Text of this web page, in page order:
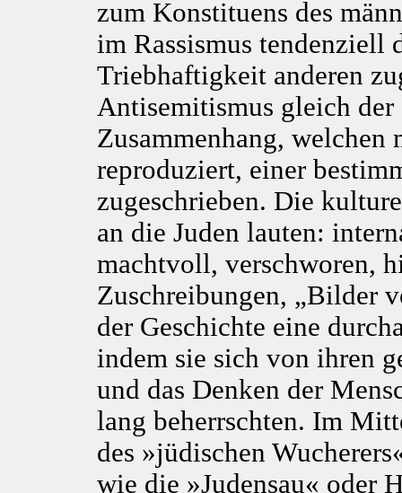
zum Konstituens des
im Rassismus
Triebhaftigkeit anderen
Antisemitismus gleich der
Zusammenhang, welchen
reproduziert, einer
zugeschrieben. Die
an die Juden lauten:
machtvoll, verschworen,
Zuschreibungen, „Bilder
der Geschichte eine
indem sie sich von ihren
und das Denken der
lang beherrschten. Im
des »jüdischen
wie die »Judensau« oder